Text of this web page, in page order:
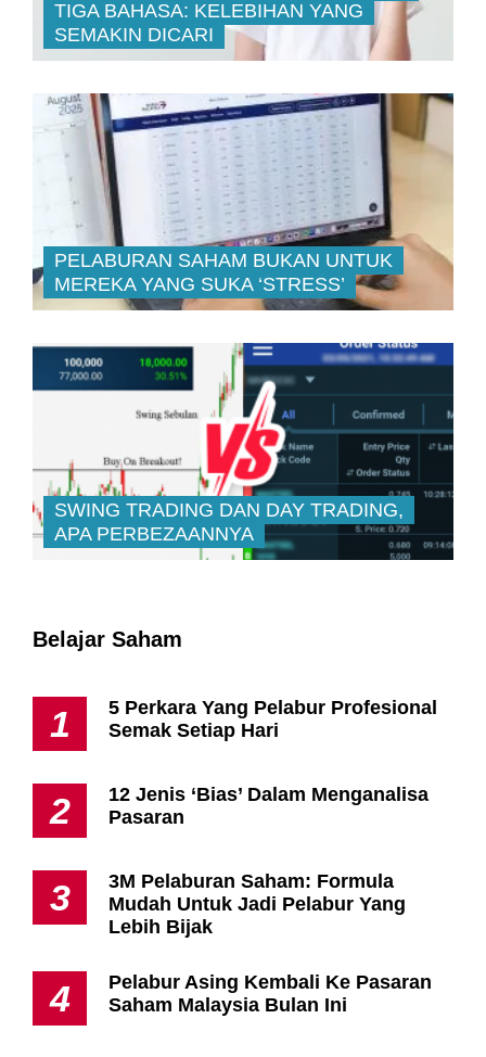
TIGA BAHASA: KELEBIHAN YANG
SEMAKIN DICARI
PELABURAN SAHAM BUKAN UNTUK
MEREKA YANG SUKA ‘STRESS’
SWING TRADING DAN DAY TRADING,
APA PERBEZAANNYA
Belajar Saham
1
5 Perkara Yang Pelabur Profesional
Semak Setiap Hari
2
12 Jenis ‘Bias’ Dalam Menganalisa
Pasaran
3
3M Pelaburan Saham: Formula
Mudah Untuk Jadi Pelabur Yang
Lebih Bijak
4
Pelabur Asing Kembali Ke Pasaran
Saham Malaysia Bulan Ini